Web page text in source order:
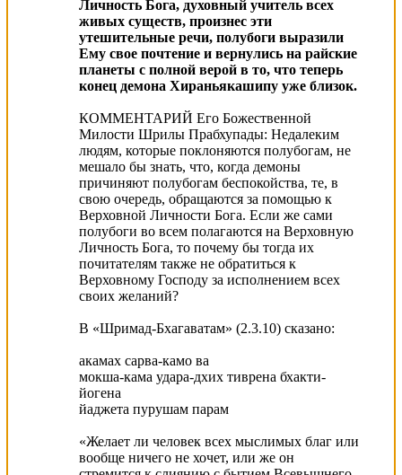
Личность Бога, духовный учитель всех
живых существ, произнес эти
утешительные речи, полубоги выразили
Ему свое почтение и вернулись на райские
планеты с полной верой в то, что теперь
конец демона Хираньякашипу уже близок.
КОММЕНТАРИЙ Его Божественной
Милости Шрилы Прабхупады: Недалеким
людям, которые поклоняются полубогам, не
мешало бы знать, что, когда демоны
причиняют полубогам беспокойства, те, в
свою очередь, обращаются за помощью к
Верховной Личности Бога. Если же сами
полубоги во всем полагаются на Верховную
Личность Бога, то почему бы тогда их
почитателям также не обратиться к
Верховному Господу за исполнением всех
своих желаний?
В «Шримад-Бхагаватам» (2.3.10) сказано:
акамах сарва-камо ва
мокша-кама удара-дхих тиврена бхакти-
йогена
йаджета пурушам парам
«Желает ли человек всех мыслимых благ или
вообще ничего не хочет, или же он